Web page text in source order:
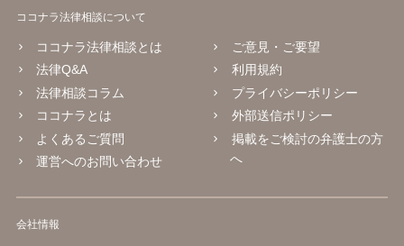
ココナラ法律相談について
ココナラ法律相談とは
法律Q&A
法律相談コラム
ココナラとは
よくあるご質問
運営へのお問い合わせ
ご意見・ご要望
利用規約
プライバシーポリシー
外部送信ポリシー
掲載をご検討の弁護士の方
へ
会社情報